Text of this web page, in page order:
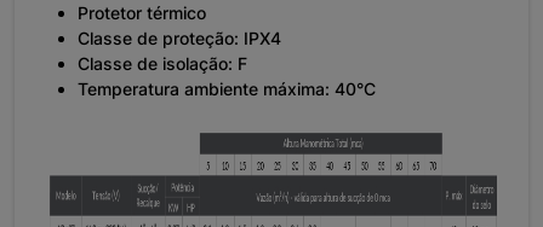
Protetor térmico
Classe de proteção: IPX4
Classe de isolação: F
Temperatura ambiente máxima: 40°C